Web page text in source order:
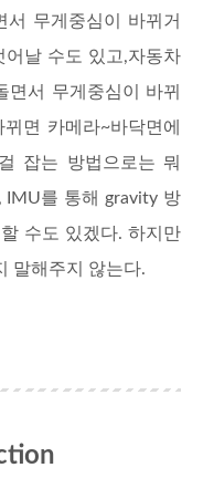
서 무게중심이 바뀌거
날 수도 있고,자동차
서 무게중심이 바뀌
면 카메라~바닥면에
잡는 방법으로는 뭐
IMU를 통해 gravity 방
수도 있겠다. 하지만
말해주지 않는다.